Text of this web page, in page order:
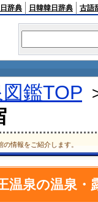
辞典 日韓韓日辞典 古語
鑑TOP
情報をご紹介します。
温泉の温泉・